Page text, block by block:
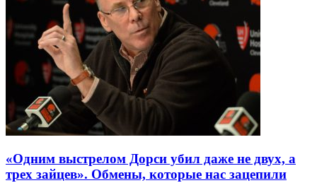
«Одним выстрелом Дорси убил даже не двух, а
трех зайцев». Обмены, которые нас зацепили